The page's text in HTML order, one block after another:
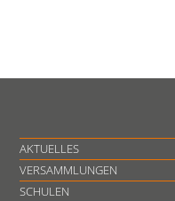
AKTUELLES
VERSAMMLUNGEN
SCHULEN